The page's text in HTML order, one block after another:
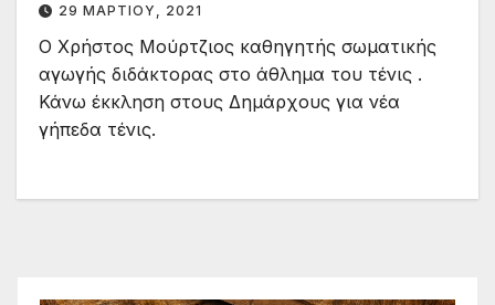
29 ΜΑΡΤΊΟΥ, 2021
Ο Χρήστος Μούρτζιος καθηγητής σωματικής
αγωγής διδάκτορας στο άθλημα του τένις .
Κάνω έκκληση στους Δημάρχους για νέα
γήπεδα τένις.